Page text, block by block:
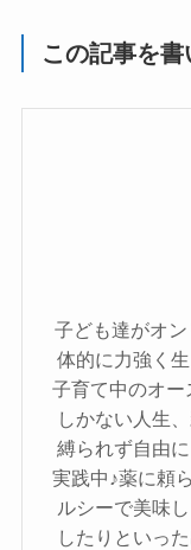
この記事を書
子ども達がオ
体的に力強く
子育て中のオ
しかない人生
縛られず自由
実践中♪薬に頼
ルシーで美味
したりといっ